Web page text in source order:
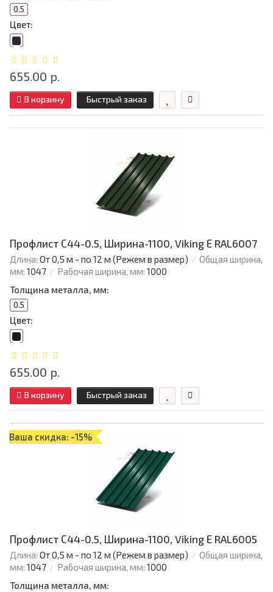
0.5
Цвет:
655.00 р.
В корзину Быстрый заказ
Профлист С44-0.5, Ширина-1100, Viking Е RAL6007
Длина: От 0,5 м - по 12 м (Режем в размер)
Общая ширина,
мм: 1047 Рабочая ширина, мм: 1000
Толщина металла, мм:
0.5
Цвет:
655.00 р.
В корзину Быстрый заказ
Ваша скидка: -15%
Профлист С44-0.5, Ширина-1100, Viking Е RAL6005
Длина: От 0,5 м - по 12 м (Режем в размер)
Общая ширина,
мм: 1047 Рабочая ширина, мм: 1000
Толщина металла, мм: